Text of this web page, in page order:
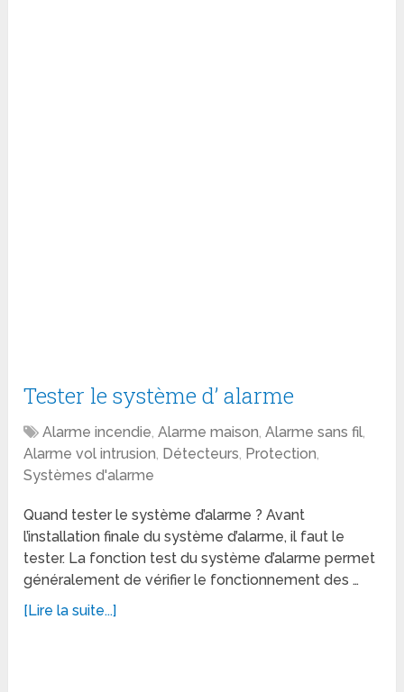
Tester le système d’ alarme
Alarme incendie,Alarme maison,Alarme sans fil,
Alarme vol intrusion, Détecteurs, Protection,
Systèmes d'alarme
Quand tester le système d’alarme ? Avant
l’installation finale du système d’alarme, il faut le
tester. La fonction test du système d’alarme permet
généralement de vérifier le fonctionnement des …
[Lire la suite...]